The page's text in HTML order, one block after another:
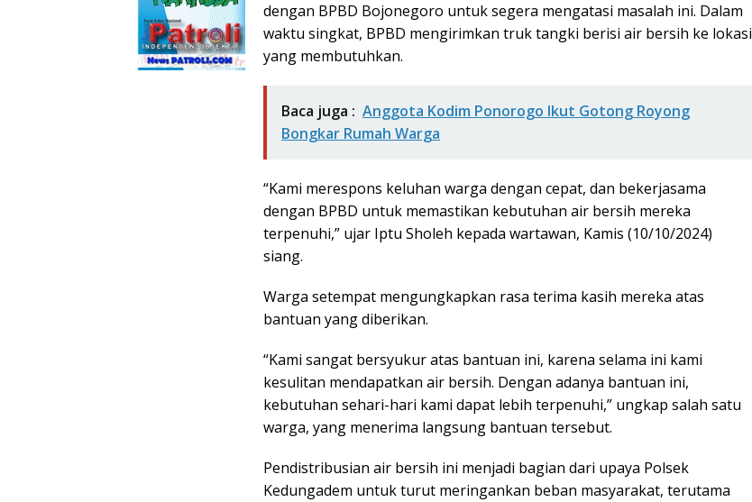
dengan BPBD Bojonegoro untuk segera mengatasi masalah ini. Dalam
waktu singkat, BPBD mengirimkan truk tangki berisi air bersih ke lokasi
yang membutuhkan.
Baca juga : Anggota Kodim Ponorogo Ikut Gotong Royong
Bongkar Rumah Warga
“Kami merespons keluhan warga dengan cepat, dan bekerjasama
dengan BPBD untuk memastikan kebutuhan air bersih mereka
terpenuhi,” ujar Iptu Sholeh kepada wartawan, Kamis (10/10/2024)
siang.
Warga setempat mengungkapkan rasa terima kasih mereka atas
bantuan yang diberikan.
“Kami sangat bersyukur atas bantuan ini, karena selama ini kami
kesulitan mendapatkan air bersih. Dengan adanya bantuan ini,
kebutuhan sehari-hari kami dapat lebih terpenuhi,” ungkap salah satu
warga, yang menerima langsung bantuan tersebut.
Pendistribusian air bersih ini menjadi bagian dari upaya Polsek
Kedungadem untuk turut meringankan beban masyarakat, terutama